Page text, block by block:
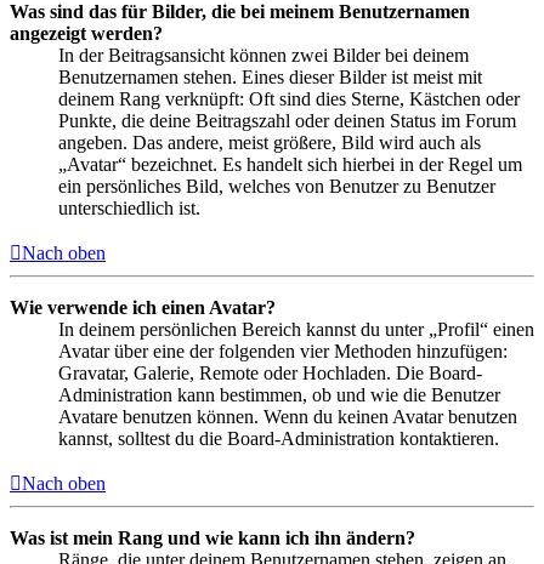
Was sind das für Bilder, die bei meinem Benutzernamen
angezeigt werden?
In der Beitragsansicht können zwei Bilder bei deinem
Benutzernamen stehen. Eines dieser Bilder ist meist mit
deinem Rang verknüpft: Oft sind dies Sterne, Kästchen oder
Punkte, die deine Beitragszahl oder deinen Status im Forum
angeben. Das andere, meist größere, Bild wird auch als
„Avatar“ bezeichnet. Es handelt sich hierbei in der Regel um
ein persönliches Bild, welches von Benutzer zu Benutzer
unterschiedlich ist.
Nach oben
Wie verwende ich einen Avatar?
In deinem persönlichen Bereich kannst du unter „Profil“ einen
Avatar über eine der folgenden vier Methoden hinzufügen:
Gravatar, Galerie, Remote oder Hochladen. Die Board-
Administration kann bestimmen, ob und wie die Benutzer
Avatare benutzen können. Wenn du keinen Avatar benutzen
kannst, solltest du die Board-Administration kontaktieren.
Nach oben
Was ist mein Rang und wie kann ich ihn ändern?